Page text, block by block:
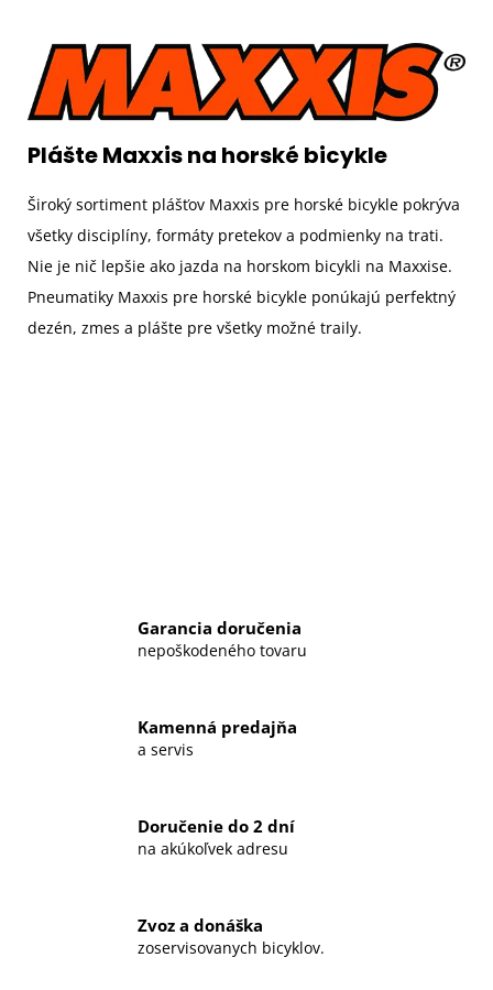
Plášte Maxxis na horské bicykle
Široký sortiment plášťov Maxxis pre horské bicykle pokrýva
všetky disciplíny, formáty pretekov a podmienky na trati.
Nie je nič lepšie ako jazda na horskom bicykli na Maxxise.
Pneumatiky Maxxis pre horské bicykle ponúkajú perfektný
dezén, zmes a plášte pre všetky možné traily.
Garancia doručenia
nepoškodeného tovaru
Kamenná predajňa
a servis
Doručenie do 2 dní
na akúkoľvek adresu
Zvoz a donáška
zoservisovanych bicyklov.